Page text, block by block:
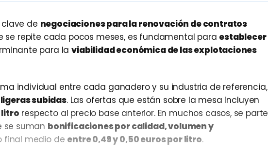
de negociaciones para la renovación de contratos
se repite cada pocos meses, es fundamental para establecer
para laviabilidad económica de las explotaciones
individual entre cada ganadero y su industria de referencia,
subidas. Las ofertas que están sobre la mesa incluyen
litro respecto al precio base anterior. En muchos casos, se parte
se suman bonificaciones por calidad, volumen y
final medio de entre 0,49 y 0,50 euros por litro.